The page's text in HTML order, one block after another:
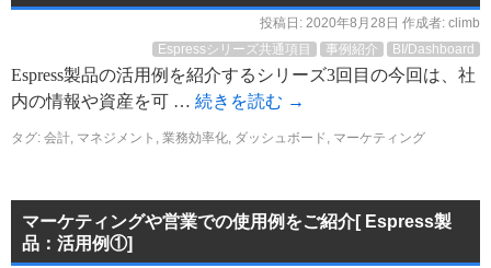
投稿日: 2020年8月28日 作成者: climb
Espressシリーズ共通項目
事例紹介 BI/Dashboard
Espress製品の活用例を紹介するシリーズ3回目の今回は、社
内の情報や資産を可 … 続きを読む →
タグ: 会計, マネジメント , 業務効率化, ダッシュボード, マーケティング
マーケティングや営業での使用例をご紹介[ Espress製
品：活用例①]